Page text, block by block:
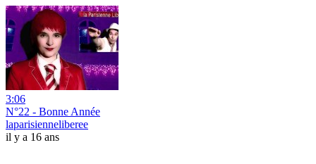
3:06
N°22 - Bonne Année
laparisienneliberee
il y a 16 ans